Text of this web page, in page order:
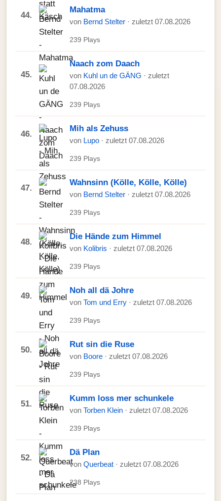
44.
Mahatma
von Bernd Stelter · zuletzt 07.08.2026
239 Plays
45.
Naach zom Daach
von Kuhl un de GÄNG · zuletzt
07.08.2026
239 Plays
46.
Mih als Zehuss
von Lupo · zuletzt 07.08.2026
239 Plays
47.
Wahnsinn (Kölle, Kölle, Kölle)
von Bernd Stelter · zuletzt 07.08.2026
239 Plays
48.
Die Hände zum Himmel
von Kolibris · zuletzt 07.08.2026
239 Plays
49.
Noh all dä Johre
von Tom und Erry · zuletzt 07.08.2026
239 Plays
50.
Rut sin die Ruse
von Boore · zuletzt 07.08.2026
239 Plays
51.
Kumm loss mer schunkele
von Torben Klein · zuletzt 07.08.2026
239 Plays
52.
Dä Plan
von Querbeat · zuletzt 07.08.2026
238 Plays